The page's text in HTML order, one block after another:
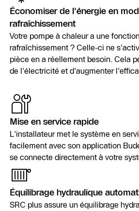
Économiser de l'énergie en
rafraîchissement
Votre pompe à chaleur a une
rafraîchissement ? Celle-ci ne
pièce en a réellement besoin. Cela
de l'électricité et d'augmenter
Mise en service rapide
L'installateur met le système en
facilement avec son application
se connecte directement à votre
Équilibrage hydraulique
SRC plus assure un équilibrage